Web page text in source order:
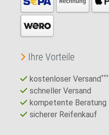
Ihre Vorteile
kostenloser Versand***
schneller Versand
kompetente Beratung
sicherer Reifenkauf